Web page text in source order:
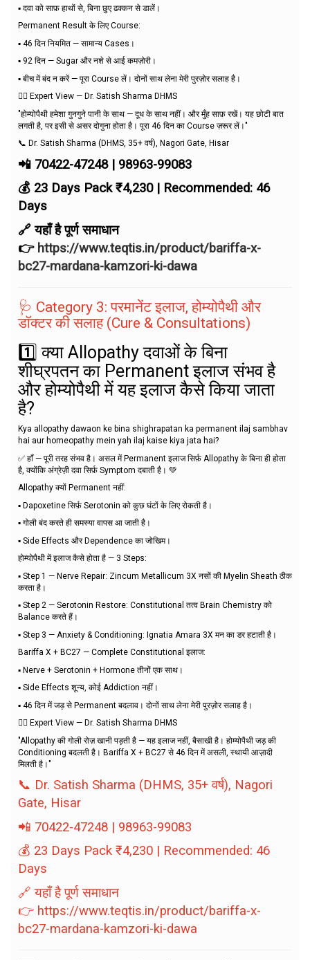
▪️ दवा को साफ़ हाथों से, बिना छुए ढक्कन से डालें।
Permanent Result के लिए Course:
▪️ 46 दिन नियमित — सामान्य Cases।
▪️ 92 दिन — Sugar और नशे से आई कमज़ोरी।
▪️ बीच में बंद न करें — पूरा Course लें। दोनों साथ लेना मेरी पुरज़ोर सलाह है।
👨‍⚕️ Expert View — Dr. Satish Sharma DHMS
"होम्योपैथी हमेशा गुनगुने पानी के साथ — दूध के साथ नहीं। और मुँह साफ़ रखें। यह छोटी बात
लगती है, पर इसी से असर दोगुना होता है। पूरा 46 दिन का Course ज़रूर लें।"
📞 Dr. Satish Sharma (DHMS, 35+ वर्ष), Nagori Gate, Hisar
📲 70422-47248 | 98963-99083
💰 23 Days Pack ₹4,230 | Recommended: 46
Days
🔗 यहाँ है पूर्ण समाधान
👉 https://www.teqtis.in/product/bariffa-x-
bc27-mardana-kamzori-ki-dawa
🩺 Category 3: परमानेंट इलाज, होम्योपैथी और
डॉक्टर की सलाह (Cure & Consultations)
1️⃣ क्या Allopathy दवाओं के बिना
शीघ्रपतन का Permanent इलाज संभव है
और होम्योपैथी में यह इलाज कैसे किया जाता
है?
Kya allopathy dawaon ke bina shighrapatan ka permanent ilaj sambhav
hai aur homeopathy mein yah ilaj kaise kiya jata hai?
✅ हाँ — पूरी तरह संभव है। असल में Permanent इलाज सिर्फ़ Allopathy के बिना ही होता
है, क्योंकि अंग्रेज़ी दवा सिर्फ़ Symptom दबाती है। 💚
Allopathy क्यों Permanent नहीं:
▪️ Dapoxetine सिर्फ़ Serotonin को कुछ घंटों के लिए रोकती है।
▪️ गोली बंद करते ही समस्या वापस आ जाती है।
▪️ Side Effects और Dependence का जोखिम।
होम्योपैथी में इलाज कैसे होता है — 3 Steps:
▪️ Step 1 — Nerve Repair: Zincum Metallicum 3X नसों की Myelin Sheath ठीक
करता है।
▪️ Step 2 — Serotonin Restore: Constitutional तत्व Brain Chemistry को
Balance करते हैं।
▪️ Step 3 — Anxiety & Conditioning: Ignatia Amara 3X मन का डर हटाती है।
Bariffa X + BC27 — Complete Constitutional इलाज:
▪️ Nerve + Serotonin + Hormone तीनों एक साथ।
▪️ Side Effects शून्य, कोई Addiction नहीं।
▪️ 46 दिन में जड़ से Permanent बदलाव। दोनों साथ लेना मेरी पुरज़ोर सलाह है।
👨‍⚕️ Expert View — Dr. Satish Sharma DHMS
"Allopathy की गोली रोज़ खानी पड़ती है — यह इलाज नहीं, बैसाखी है। होम्योपैथी जड़ की
Conditioning बदलती है। Bariffa X + BC27 से 46 दिन में असली, स्थायी आज़ादी
मिलती है।"
📞 Dr. Satish Sharma (DHMS, 35+ वर्ष), Nagori
Gate, Hisar
📲 70422-47248 | 98963-99083
💰 23 Days Pack ₹4,230 | Recommended: 46
Days
🔗 यहाँ है पूर्ण समाधान
👉 https://www.teqtis.in/product/bariffa-x-
bc27-mardana-kamzori-ki-dawa